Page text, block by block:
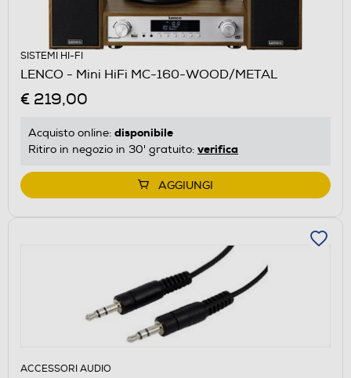
SISTEMI HI-FI
LENCO - Mini HiFi MC-160-WOOD/METAL
€ 219,00
Acquisto online: disponibile
Ritiro in negozio in 30' gratuito: verifica
AGGIUNGI
ACCESSORI AUDIO